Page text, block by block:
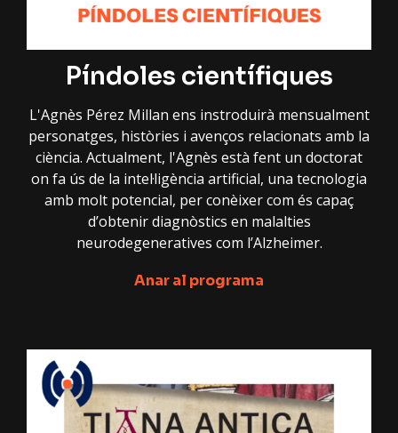
Píndoles científiques
L'Agnès Pérez Millan ens instroduirà mensualment
personatges, històries i avenços relacionats amb la
ciència. Actualment, l'Agnès està fent un doctorat
on fa ús de la intel·ligència artificial, una tecnologia
amb molt potencial, per conèixer com és capaç
d’obtenir diagnòstics en malalties
neurodegeneratives com l’Alzheimer.
Anar al programa